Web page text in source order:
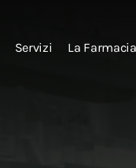
Servizi La Farmacia